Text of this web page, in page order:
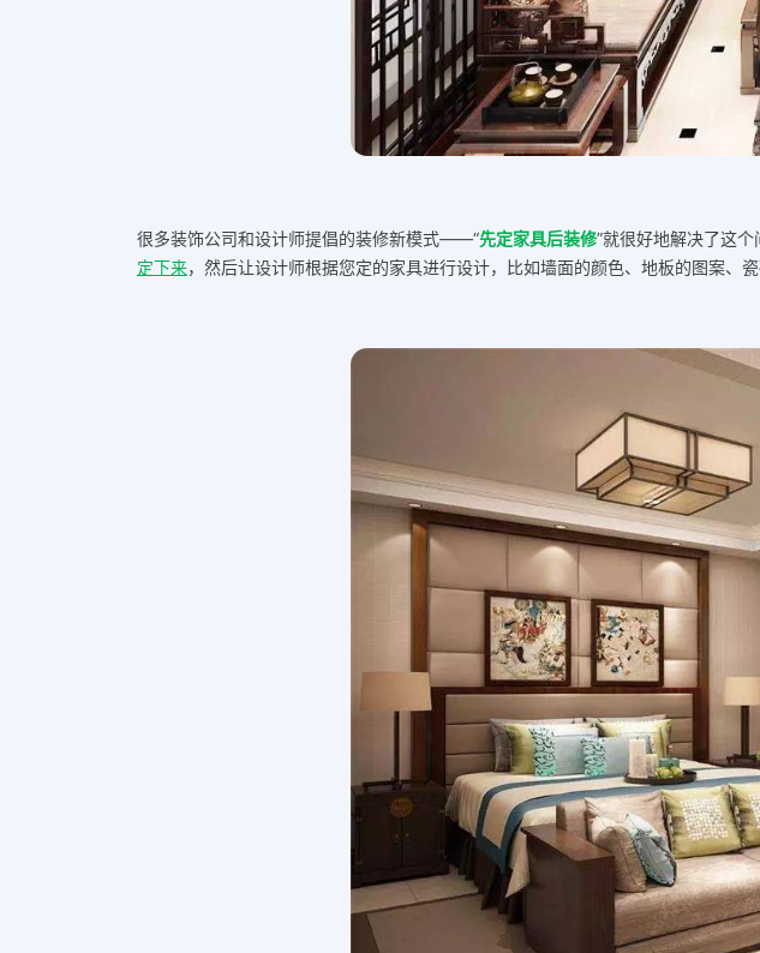
很多装饰公司和设计师提倡的装修新模式——“先定家具后装修”就很好地解决了这
定下来，然后让设计师根据您定的家具进行设计，比如墙面的颜色、地板的图案、